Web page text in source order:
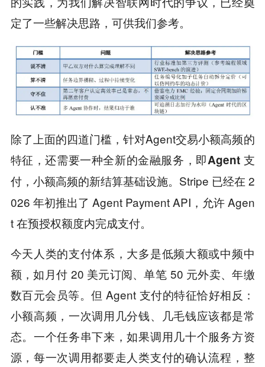
定了一些解决思路，可供我们参考。
除了上面的四道门槛，针对Agent交易小额高频的
特征，还需要一种全新的金融服务，即Agent 支
付，小额高频的新结算基础设施。 Stripe 已经在 2
026 年初推出了 Agent Payment API，允许 Agen
t 在预授权额度内完成支付。
今天人类的支付体系，大多是低频大额或中频中
额，如月付 20 美元订阅、单笔 50 元外卖、年缴
数百元会员等。但 Agent 支付的特征恰好相反：
小额高频，一次调用几分钱、几毛钱应该都是常
态。一个任务串下来，如果调用几十个服务方资
源，每一次调用都要走人类支付的确认流程，整